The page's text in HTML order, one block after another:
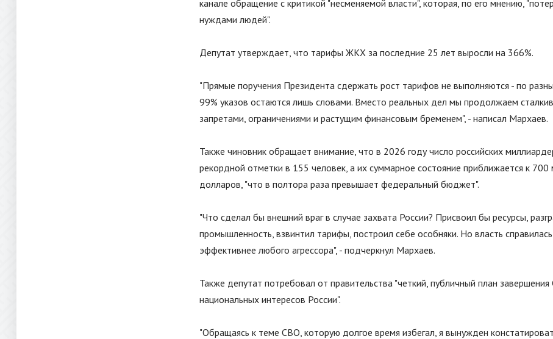
канале обращение с критикой "несменяемой власти", которая, по его мнению, "
нуждами людей".
Депутат утверждает, что тарифы ЖКХ за последние 25 лет выросли на 366%.
"Прямые поручения Президента сдержать рост тарифов не выполняются - по
99% указов остаются лишь словами. Вместо реальных дел мы продолжаем
запретами, ограничениями и растущим финансовым бременем", - написал Мархаев.
Также чиновник обращает внимание, что в 2026 году число российских
рекордной отметки в 155 человек, а их суммарное состояние приближается к
долларов, "что в полтора раза превышает федеральный бюджет".
"Что сделал бы внешний враг в случае захвата России? Присвоил бы ресурсы,
промышленность, взвинтил тарифы, построил себе особняки. Но власть
эффективнее любого агрессора", - подчеркнул Мархаев.
Также депутат потребовал от правительства "четкий, публичный план
национальных интересов России".
"Обращаясь к теме СВО, которую долгое время избегал, я вынужден